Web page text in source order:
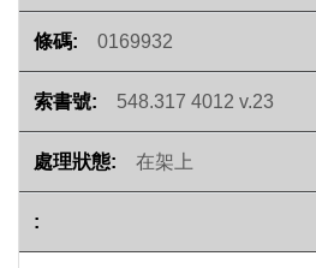
0169932
548.317 4012 v.23
在架上